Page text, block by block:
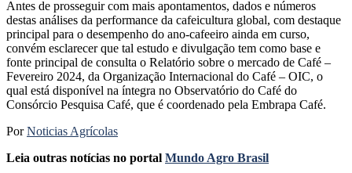
Antes de prosseguir com mais apontamentos, dados e números
destas análises da performance da cafeicultura global, com destaque
principal para o desempenho do ano-cafeeiro ainda em curso,
convém esclarecer que tal estudo e divulgação tem como base e
fonte principal de consulta o Relatório sobre o mercado de Café –
Fevereiro 2024, da Organização Internacional do Café – OIC, o
qual está disponível na íntegra no Observatório do Café do
Consórcio Pesquisa Café, que é coordenado pela Embrapa Café.
PorNoticias Agrícolas
Leia outras notícias no portal Mundo Agro Brasil